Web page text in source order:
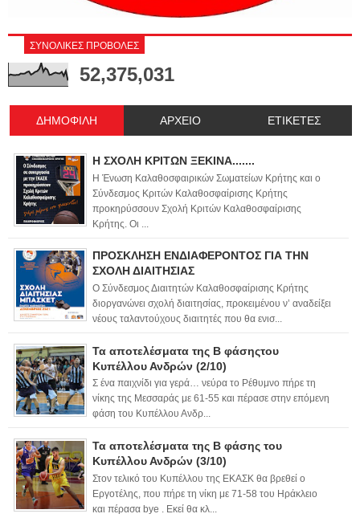
ΣΥΝΟΛΙΚΕΣ ΠΡΟΒΟΛΕΣ
52,375,031
ΔΗΜΟΦΙΛΗ ΑΡΧΕΙΟ ΕΤΙΚΕΤΕΣ
Η ΣΧΟΛΗ ΚΡΙΤΩΝ ΞΕΚΙΝΑ.......
Η Ένωση Καλαθοσφαιρικών Σωματείων Κρήτης και ο
Σύνδεσμος Κριτών Καλαθοσφαίρισης Κρήτης
προκηρύσσουν Σχολή Κριτών Καλαθοσφαίρισης
Κρήτης. Οι ...
ΠΡΟΣΚΛΗΣΗ ΕΝΔΙΑΦΕΡΟΝΤΟΣ ΓΙΑ ΤΗΝ
ΣΧΟΛΗ ΔΙΑΙΤΗΣΙΑΣ
Ο Σύνδεσμος Διαιτητών Καλαθοσφαίρισης Κρήτης
διοργανώνει σχολή διαιτησίας, προκειμένου ν’ αναδείξει
νέους ταλαντούχους διαιτητές που θα ενισ...
Τα αποτελέσματα της Β φάσηςτου
Κυπέλλου Ανδρών (2/10)
Σ ένα παιχνίδι για γερά… νεύρα το Ρέθυμνο πήρε τη
νίκης της Μεσσαράς με 61-55 και πέρασε στην επόμενη
φάση του Κυπέλλου Ανδρ...
Τα αποτελέσματα της Β φάσης του
Κυπέλλου Ανδρών (3/10)
Στον τελικό του Κυπέλλου της ΕΚΑΣΚ θα βρεθεί ο
Εργοτέλης, που πήρε τη νίκη με 71-58 του Ηράκλειο
και πέρασα bye . Εκεί θα κλ...